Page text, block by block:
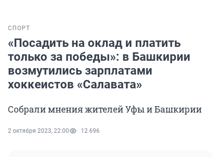
СПОРТ
«Посадить на оклад и платить
только за победы»: в Башкирии
возмутились зарплатами
хоккеистов «Салавата»
Собрали мнения жителей Уфы и Башкирии
2 октября 2023, 22:00 12 696